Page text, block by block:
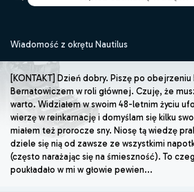
Wiadomość z okrętu Nautilus
[KONTAKT] Dzień dobry. Piszę po
Bernatowiczem w roli głównej. Czuję, że
warto. Widziałem w swoim 48-letnim życiu
wierzę w reinkarnację i domyślam się kilku
miałem też prorocze sny. Niosę tą wiedzę
dziele się nią od zawsze ze wszystkimi
(często narażając się na śmieszność). To
poukładało w mi w głowie pewien...